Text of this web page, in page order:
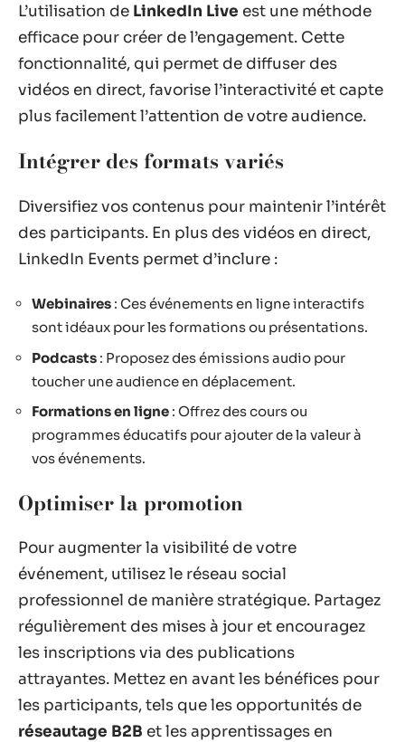
L’utilisation de LinkedIn Live est une méthode
efficace pour créer de l’engagement. Cette
fonctionnalité, qui permet de diffuser des
vidéos en direct, favorise l’interactivité et capte
plus facilement l’attention de votre audience.
Intégrer des formats variés
Diversifiez vos contenus pour maintenir l’intérêt
des participants. En plus des vidéos en direct,
LinkedIn Events permet d’inclure :
Webinaires : Ces événements en ligne interactifs
sont idéaux pour les formations ou présentations.
Podcasts : Proposez des émissions audio pour
toucher une audience en déplacement.
Formations en ligne : Offrez des cours ou
programmes éducatifs pour ajouter de la valeur à
vos événements.
Optimiser la promotion
Pour augmenter la visibilité de votre
événement, utilisez le réseau social
professionnel de manière stratégique. Partagez
régulièrement des mises à jour et encouragez
les inscriptions via des publications
attrayantes. Mettez en avant les bénéfices pour
les participants, tels que les opportunités de
réseautage B2B et les apprentissages en